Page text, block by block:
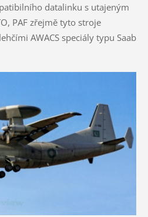
datalinku s utajeným
PAF zřejmě tyto stroje
AWACS speciály typu Saab